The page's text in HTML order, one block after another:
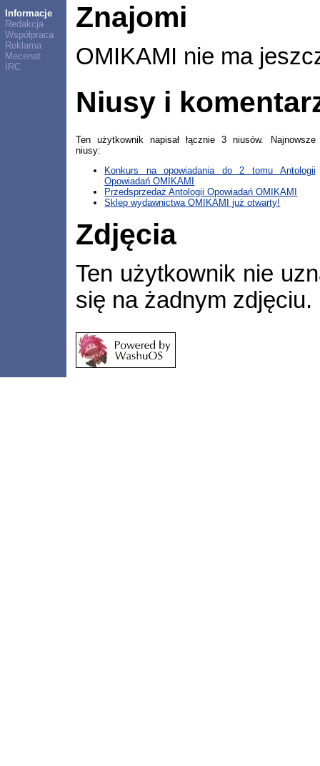
Informacje
Redakcja
Współpraca
Reklama
Mecenat
IRC
Znajomi
OMIKAMI nie ma
Niusy i
Ten użytkownik napisał łącznie 3 niusów. Najnowsze
niusy:
Konkurs na opowiadania do 2 tomu Antologii
Opowiadań OMIKAMI
Przedsprzedaż Antologii Opowiadań OMIKAMI
Sklep wydawnictwa OMIKAMI już otwarty!
Zdjęcia
Ten użytkownik nie
się na żadnym zdjęciu.